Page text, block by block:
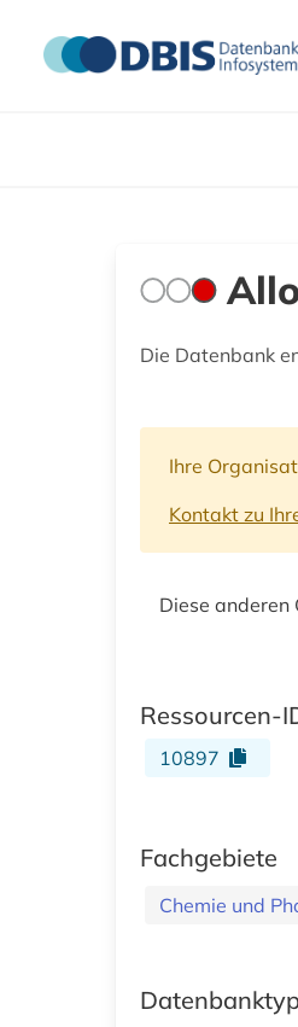
Die Datenbank
Ihre
Kontakt zu
Diese anderen
Ressourcen-
10897
Fachgebiete
Chemie und